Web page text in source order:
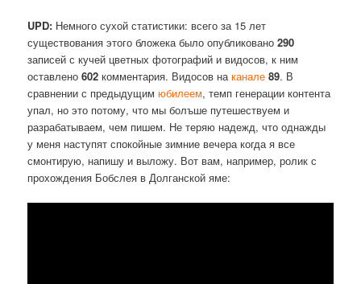
UPD: Немного сухой статистики: всего за 15 лет
существования этого бложека было опубликовано290
записей с кучей цветных фотографий и видосов, к ним
оставлено602комментария. Видосов наканале89. В
сравнении с предыдущимюбилеем, темп генерации контента
упал, но это потому, что мы болъше путешествуем и
разрабатываем, чем пишем. Не теряю надежд, что однажды
у меня наступят спокойные зимние вечера когда я все
смонтирую, напишу и выложу. Вот вам, например, ролик с
прохождения Бобслея в Долганской яме: